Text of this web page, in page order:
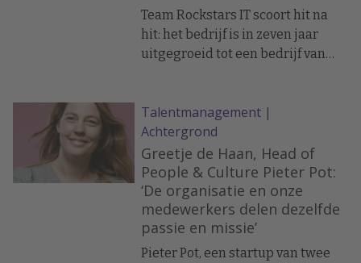
Team Rockstars IT scoort hit na
hit: het bedrijf is in zeven jaar
uitgegroeid tot een bedrijf van
kieskeurigheid die IT-
ontwikkelaars zich kunnen
veroorloven. Hoe krijgt het bedrijf
dit voor elkaar?
Talentmanagement |
Achtergrond
Greetje de Haan, Head of
People & Culture Pieter Pot:
‘De organisatie en onze
medewerkers delen dezelfde
passie en missie’
Pieter Pot, een startup van twee